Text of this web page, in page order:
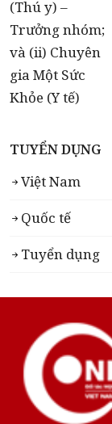
TUYỂN DỤNG
Việt Nam
Quốc tế
Tuyển dụng